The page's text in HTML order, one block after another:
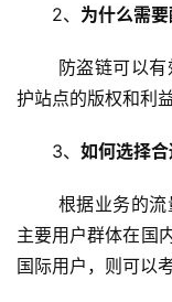
2、 为什么需要
护站点的版权和利益
3、 如何选择合
主要用户群体在国
国际用户，则可以